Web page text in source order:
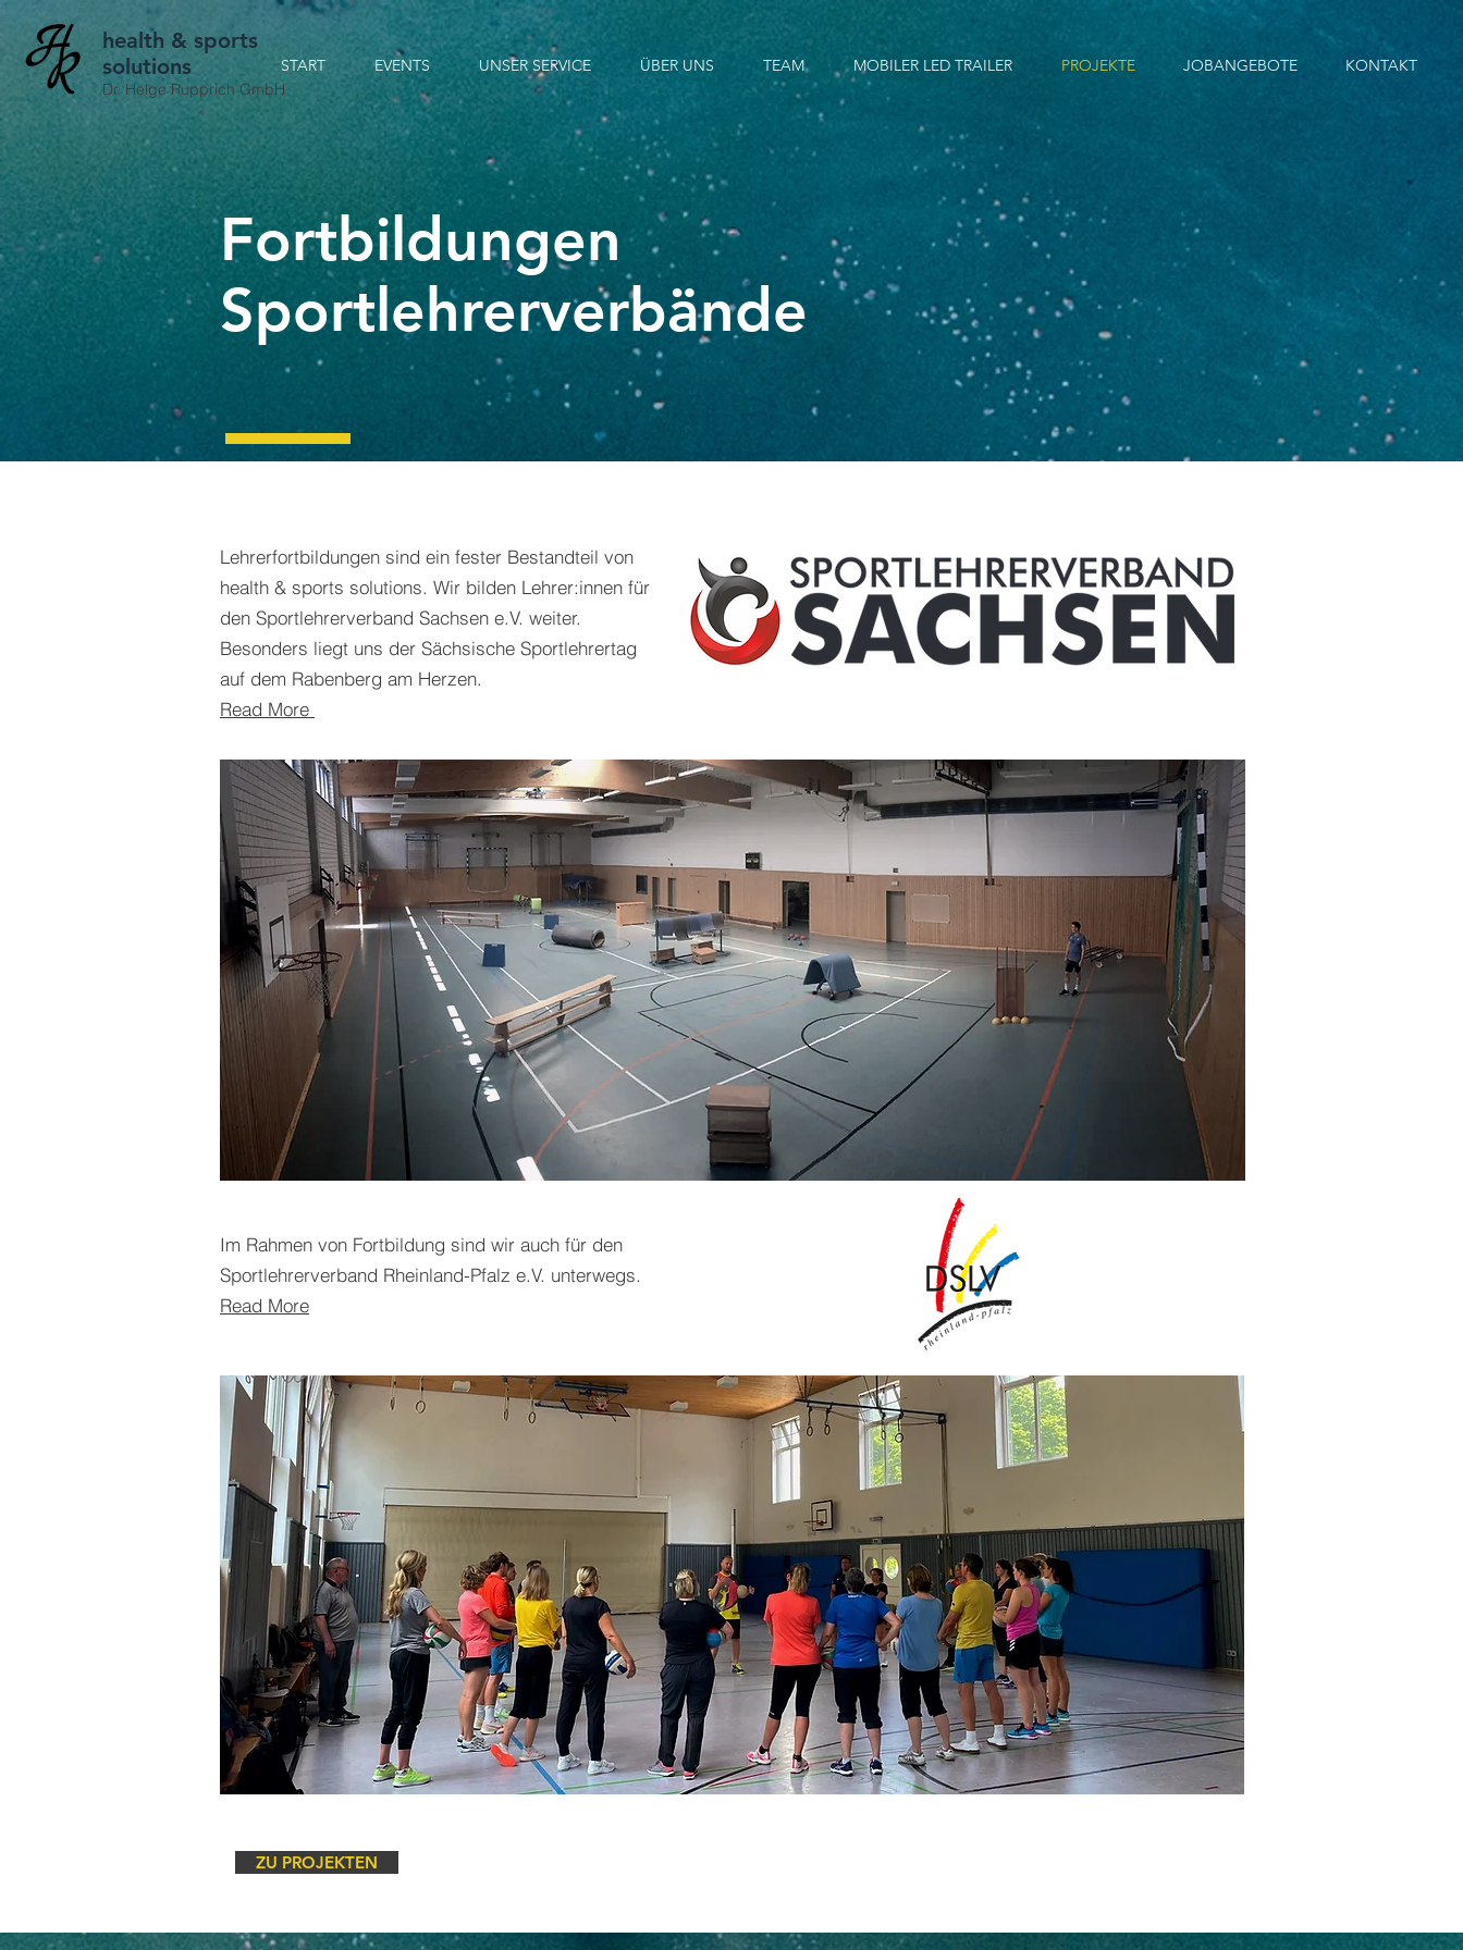
health & sports
solutions
Dr. Helge Rupprich GmbH
START EVENTS UNSER SERVICE ÜBER UNS TEAM MOBILER LED TRAILER PROJEKTE JOBANGEBOTE KONTAKT
Fortbildungen
Sportlehrerverbände
Lehrerfortbildungen sind ein fester Bestandteil von
health & sports solutions. Wir bilden Lehrer:innen für
den Sportlehrerverband Sachsen e.V. weiter.
Besonders liegt uns der Sächsische Sportlehrertag
auf dem Rabenberg am Herzen.
Read More
Im Rahmen von Fortbildung sind wir auch für den
Sportlehrerverband Rheinland-Pfalz e.V. unterwegs.
Read More
ZU PROJEKTEN